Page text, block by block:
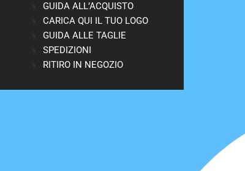
GUIDA ALL’ACQUISTO
CARICA QUI IL TUO LOGO
GUIDA ALLE TAGLIE
SPEDIZIONI
RITIRO IN NEGOZIO